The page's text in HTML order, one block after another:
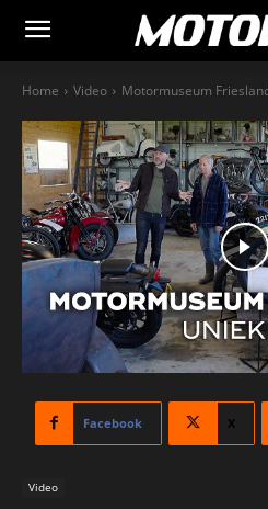
Home Video Motormuseum
Facebook X
Video